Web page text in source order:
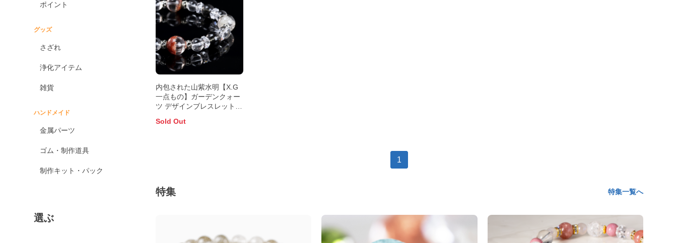
ポイント
グッズ
さざれ
浄化アイテム
雑貨
ハンドメイド
金属パーツ
ゴム・制作道具
制作キット・パック
選ぶ
内包された山紫水明【X.G
一点もの】ガーデンクォー
ツ デザインブレスレット
Sold Out
1
特集 特集一覧へ